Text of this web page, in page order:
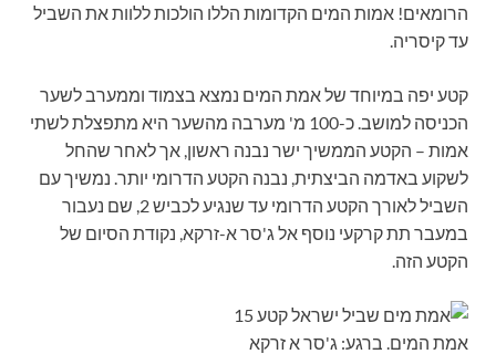
הרומאים! אמות המים הקדומות הללו הולכות ללוות את השביל
עד קיסריה.
קטע יפה במיוחד של אמת המים נמצא בצמוד וממערב לשער
הכניסה למושב. כ-100 מ' מערבה מהשער היא מתפצלת לשתי
אמות – הקטע הממשיך ישר נבנה ראשון, אך לאחר שהחל
לשקוע באדמה הביצתית, נבנה הקטע הדרומי יותר. נמשיך עם
השביל לאורך הקטע הדרומי עד שנגיע לכביש 2, שם נעבור
במעבר תת קרקעי נוסף אל ג'סר א-זרקא, נקודת הסיום של
הקטע הזה.
אמת המים. ברגע: ג'סר א זרקא